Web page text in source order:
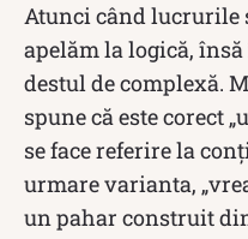
Atunci când lucrurile
apelăm la logică,
destul de complexă.
spune că este corect
se face referire la
urmare varianta,
un pahar construit